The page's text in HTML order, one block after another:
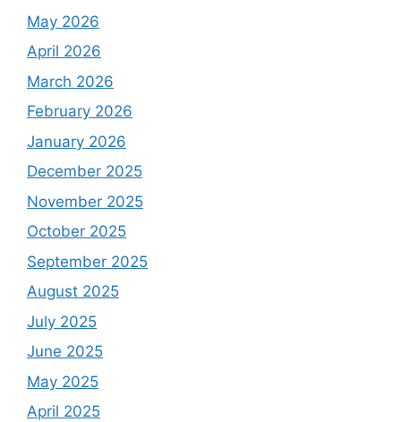
May 2026
April 2026
March 2026
February 2026
January 2026
December 2025
November 2025
October 2025
September 2025
August 2025
July 2025
June 2025
May 2025
April 2025